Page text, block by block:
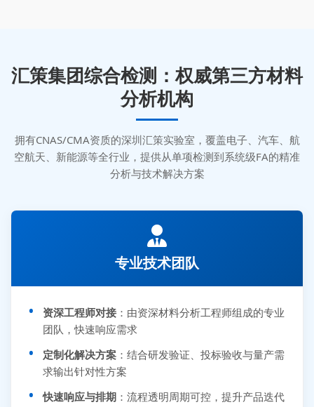
汇策集团综合检测：权威第三方材料
分析机构
拥有CNAS/CMA资质的深圳汇策实验室，覆盖电子、汽车、航
空航天、新能源等全行业，提供从单项检测到系统级FA的精准
分析与技术解决方案
专业技术团队
资深工程师对接 ：由资深材料分析工程师组成的专业
团队，快速响应需求
定制化解决方案 ：结合研发验证、投标验收与量产需
求输出针对性方案
快速响应与排期 ：流程透明周期可控，提升产品迭代